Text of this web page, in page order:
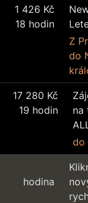
1 426 Kč
18 hodin
Z
do
17 280 Kč
19 hodin
na
do
hodina